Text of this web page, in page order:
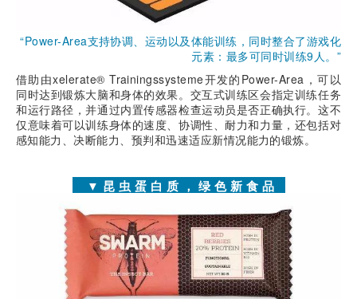
“Power-Area支持协调、运动以及体能训练，同时整合了游戏化
元素：最多可同时训练9人。”
借助由xelerate® Trainingssysteme开发的Power-Area，可以
同时达到锻炼大脑和身体的效果。交互式训练区会指定训练任务
和运行路径，并通过内置传感器检查运动员是否正确执行。这不
仅意味着可以训练身体的速度、协调性、耐力和力量，还包括对
感知能力、决断能力、预判和迅速适应新情况能力的锻炼。
▼昆虫蛋白质，绿色新食品